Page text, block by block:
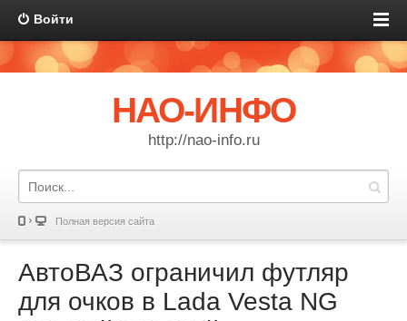
Войти
НАО-ИНФО
http://nao-info.ru
Полная версия сайта
АвтоВАЗ ограничил футляр
для очков в Lada Vesta NG